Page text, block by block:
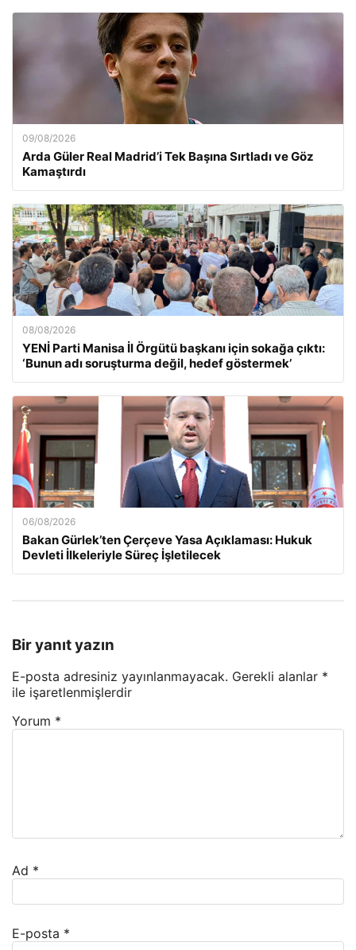
09/08/2026
Arda Güler Real Madrid’i Tek Başına Sırtladı ve Göz
Kamaştırdı
08/08/2026
YENİ Parti Manisa İl Örgütü başkanı için sokağa çıktı:
‘Bunun adı soruşturma değil, hedef göstermek’
06/08/2026
Bakan Gürlek’ten Çerçeve Yasa Açıklaması: Hukuk
Devleti İlkeleriyle Süreç İşletilecek
Bir yanıt yazın
E-posta adresiniz yayınlanmayacak. Gerekli alanlar *
ile işaretlenmişlerdir
Yorum *
Ad *
E-posta *